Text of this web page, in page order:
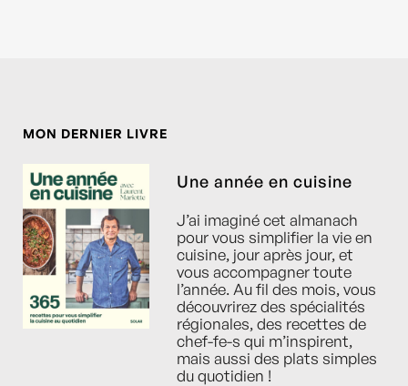
MON DERNIER LIVRE
Une année en cuisine
J’ai imaginé cet almanach
pour vous simplifier la vie en
cuisine, jour après jour, et
vous accompagner toute
l’année. Au fil des mois, vous
découvrirez des spécialités
régionales, des recettes de
chef-fe-s qui m’inspirent,
mais aussi des plats simples
du quotidien !